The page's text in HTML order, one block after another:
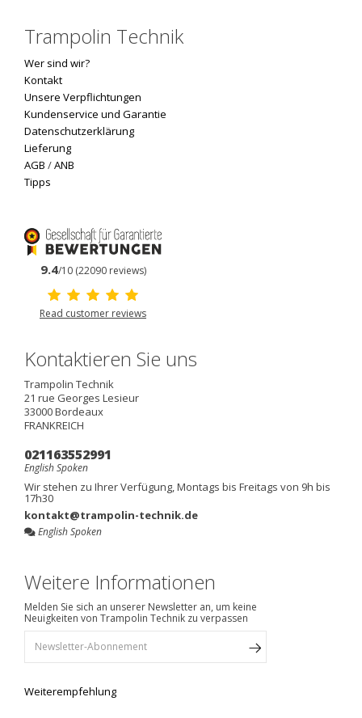
Trampolin Technik
Wer sind wir?
Kontakt
Unsere Verpflichtungen
Kundenservice und Garantie
Datenschutzerklärung
Lieferung
AGB /ANB
Tipps
9.4/10 (22090 reviews)
Read customer reviews
Kontaktieren Sie uns
Trampolin Technik
21 rue Georges Lesieur
33000Bordeaux
FRANKREICH
021163552991
English Spoken
Wir stehen zu Ihrer Verfügung, Montags bis Freitags von 9h bis
17h30
kontakt@trampolin-technik.de
English Spoken
Weitere Informationen
Melden Sie sich an unserer Newsletter an, um keine
Neuigkeiten von Trampolin Technik zu verpassen
Weiterempfehlung